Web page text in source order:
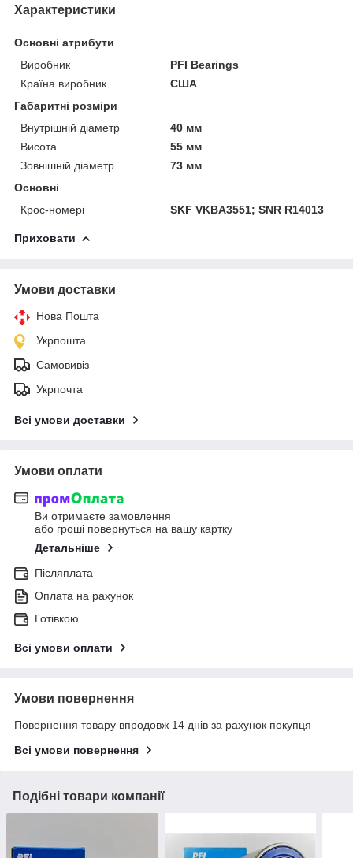
Характеристики
Основні атрибути
Виробник
PFI Bearings
Країна виробник
США
Габаритні розміри
Внутрішній діаметр
40 мм
Висота
55 мм
Зовнішній діаметр
73 мм
Основні
Крос-номері
SKF VKBA3551; SNR R14013
Приховати
Умови доставки
Нова Пошта
Укрпошта
Самовивіз
Укрпочта
Всі умови доставки
Умови оплати
Ви отримаєте замовлення
або гроші повернуться на вашу картку
Детальніше
Післяплата
Оплата на рахунок
Готівкою
Всі умови оплати
Умови повернення
Повернення товару впродовж 14 днів за рахунок покупця
Всі умови повернення
Подібні товари компанії